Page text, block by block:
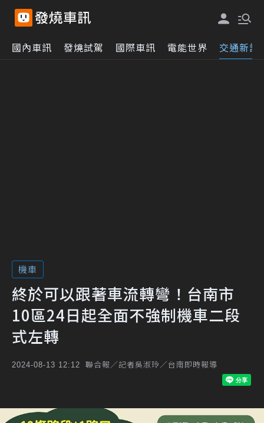
國內車訊 發燒試駕 國際車訊 電能世界 交通新訊
機車
終於可以跟著車流轉彎！台南市
10區24日起全面不強制機車二段
式左轉
2024-08-13 12:12 聯合報／記者吳淑玲／台南即時報導